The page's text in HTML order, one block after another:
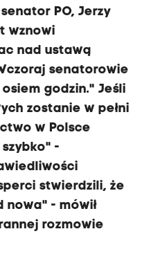
PO, Jerzy
wznowi
nad ustawą
senatorowie
godzin." Jeśli
zostanie w pełni
w Polsce
-
stwierdzili, że
- mówił
rozmowie